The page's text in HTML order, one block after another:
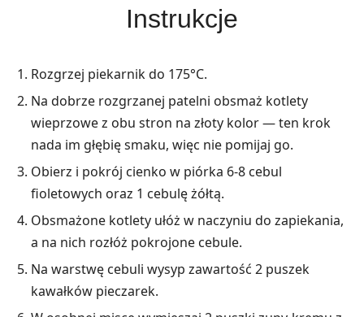
Instrukcje
Rozgrzej piekarnik do 175°C.
Na dobrze rozgrzanej patelni obsmaż kotlety
wieprzowe z obu stron na złoty kolor — ten krok
nada im głębię smaku, więc nie pomijaj go.
Obierz i pokrój cienko w piórka 6-8 cebul
fioletowych oraz 1 cebulę żółtą.
Obsmażone kotlety ułóż w naczyniu do zapiekania,
a na nich rozłóż pokrojone cebule.
Na warstwę cebuli wysyp zawartość 2 puszek
kawałków pieczarek.